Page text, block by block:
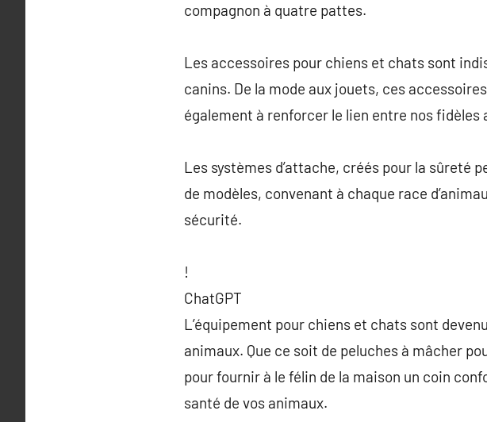
compagnon à quatre pattes.
Les accessoires pour chiens et chats sont
canins. De la mode aux jouets, ces
également à renforcer le lien entre nos fidèles
Les systèmes d’attache, créés pour la sûreté
de modèles, convenant à chaque race
sécurité.
!
ChatGPT
L’équipement pour chiens et chats sont
animaux. Que ce soit de peluches à mâcher
pour fournir à le félin de la maison un coin
santé de vos animaux.